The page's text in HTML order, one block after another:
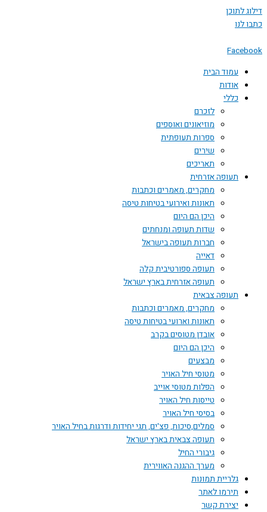
דילוג לתוכן
כתבו לנו
Facebook
עמוד הבית
אודות
כללי
לזכרם
מוזיאונים ואוספים
ספרות תעופתית
שירים
תאריכים
תעופה אזרחית
מחקרים, מאמרים וכתבות
תאונות ואירועי בטיחות טיסה
היכן הם היום
שדות תעופה ומנחתים
חברות תעופה בישראל
דאייה
תעופה ספורטיבית קלה
תעופה אזרחית בארץ ישראל
תעופה צבאית
מחקרים, מאמרים וכתבות
תאונות וארועי בטיחות טיסה
אובדן מטוסים בקרב
היכן הם היום
מבצעים
מטוסי חיל האויר
הפלות מטוסי אוייב
טייסות חיל האויר
בסיסי חיל האויר
סמלים,סיכות, פצ'ים, תגי יחידות ודרגות בחיל האויר
תעופה צבאית בארץ ישראל
גיבורי החיל
מערך ההגנה האווירית
גלריית תמונות
תירמו לאתר
יצירת קשר